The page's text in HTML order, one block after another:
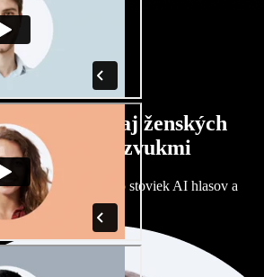
mužských aj ženských
s rôznymi prízvukmi
inak. Vyberte si zo stoviek AI hlasov a